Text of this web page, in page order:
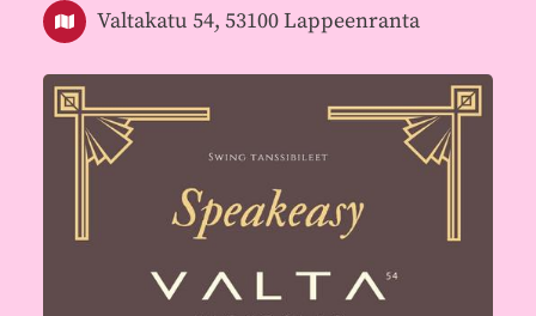
Valtakatu 54, 53100 Lappeenranta